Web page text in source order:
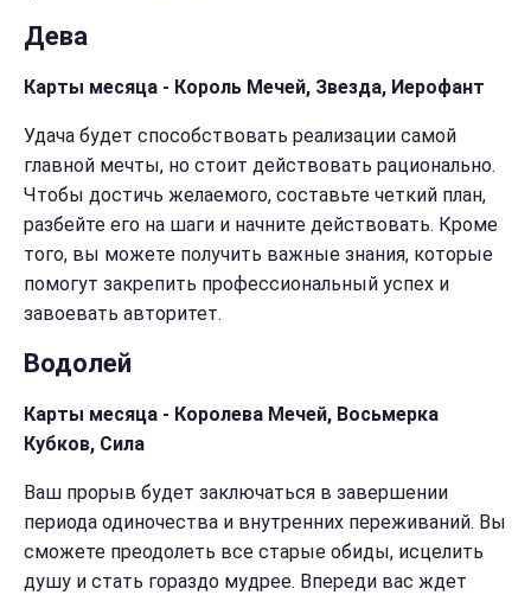
Дева
Карты месяца - Король Мечей, Звезда, Иерофант
Удача будет способствовать реализации самой
главной мечты, но стоит действовать рационально.
Чтобы достичь желаемого, составьте четкий план,
разбейте его на шаги и начните действовать. Кроме
того, вы можете получить важные знания, которые
помогут закрепить профессиональный успех и
завоевать авторитет.
Водолей
Карты месяца - Королева Мечей, Восьмерка
Кубков, Сила
Ваш прорыв будет заключаться в завершении
периода одиночества и внутренних переживаний. Вы
сможете преодолеть все старые обиды, исцелить
душу и стать гораздо мудрее. Впереди вас ждет